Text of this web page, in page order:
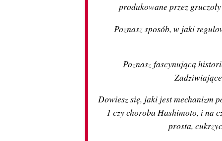
produkowane przez
Poznasz sposób, w jaki
Poznasz fascynującą
Dowiesz się, jaki jest mechanizm
1 czy choroba Hashimoto, i na
prosta,